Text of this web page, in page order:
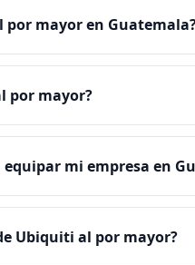
mayor en
por mayor?
mi empresa en
Ubiquiti al por mayor?